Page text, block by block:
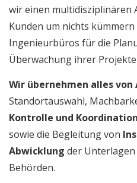
wir einen multidisziplinären
Kunden um nichts
Ingenieurbüros für die
Überwachung ihrer
Wir übernehmen alles von
Standortauswahl,
Kontrolle und Koordination
sowie die Begleitung von
Abwicklung der
Behörden.